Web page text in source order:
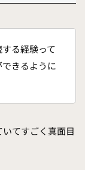
る経験って
きるように
てすごく真面目